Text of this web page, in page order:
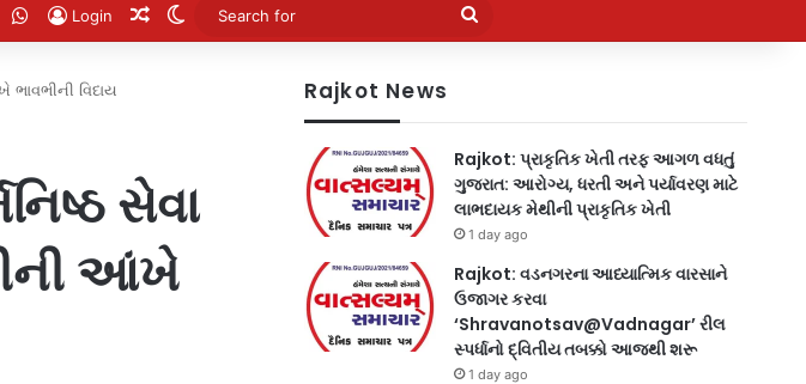
Play
WhatsApp
Login Random Article
Switch skin
Search
વિદાય
સેવા
આંખે
Rajkot News
Rajkot: પ્રાકૃતિક ખેતી તરફ આગળ વધતું
ગુજરાત: આરોગ્ય, ધરતી અને પર્યાવરણ માટે
લાભદાયક મેથીની પ્રાકૃતિક ખેતી
1 day ago
Rajkot: વડનગરના આધ્યાત્મિક વારસાને
ઉજાગર કરવા
‘Shravanotsav@Vadnagar’ રીલ
સ્પર્ધાનો દ્વિતીય તબક્કો આજથી શરૂ
1 day ago